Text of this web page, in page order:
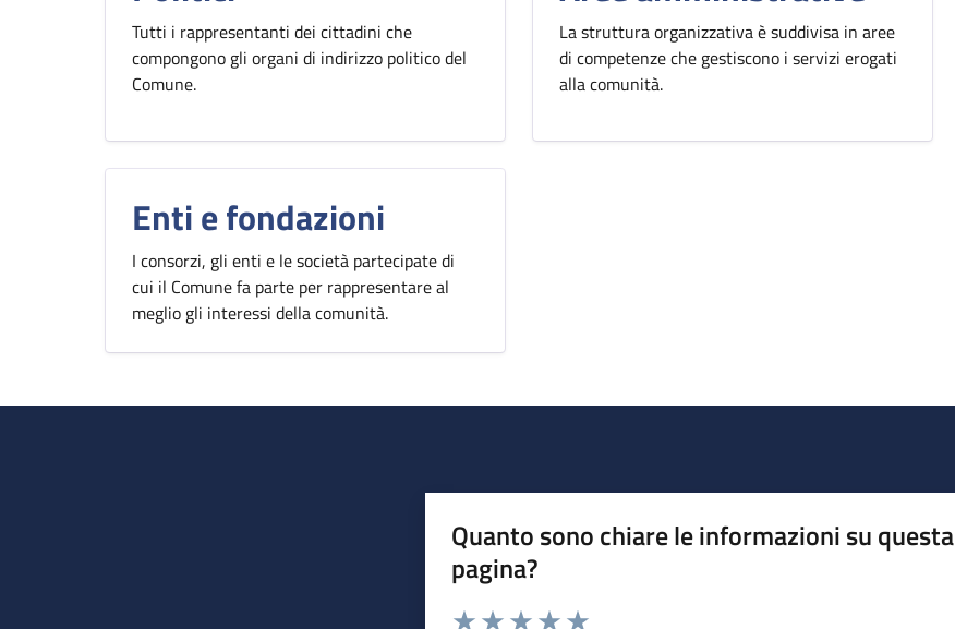
Tutti i rappresentanti dei cittadini che
compongono gli organi di indirizzo politico del
Comune.
La struttura organizzativa è suddivisa in aree
di competenze che gestiscono i servizi erogati
alla comunità.
Enti e fondazioni
I consorzi, gli enti e le società partecipate di
cui il Comune fa parte per rappresentare al
meglio gli interessi della comunità.
Quanto sono chiare le informazioni su questa
pagina?
Valuta da 1 a 5 stelle la pagina